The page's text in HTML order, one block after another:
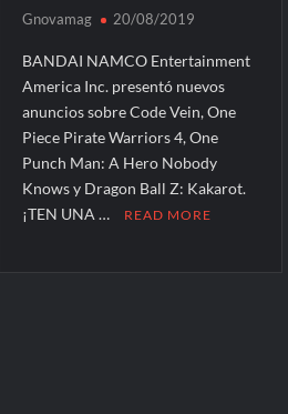
Gnovamag 20/08/2019
BANDAI NAMCO Entertainment
America Inc. presentó nuevos
anuncios sobre Code Vein, One
Piece Pirate Warriors 4, One
Punch Man: A Hero Nobody
Knows y Dragon Ball Z: Kakarot.
¡TEN UNA …
READ MORE